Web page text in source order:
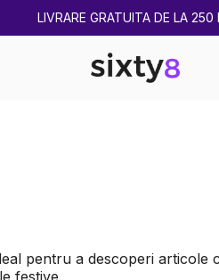
2 CUMPĂRATE = 1 CADOU
pentru a descoperi
festive.